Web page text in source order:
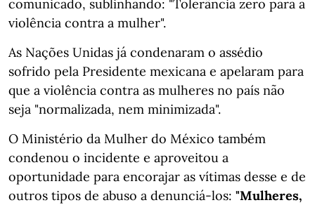
comunicado, sublinhando: "Tolerância zero para a
violência contra a mulher".
As Nações Unidas já condenaram o assédio
sofrido pela Presidente mexicana e apelaram para
que a violência contra as mulheres no país não
seja "normalizada, nem minimizada".
O Ministério da Mulher do México também
condenou o incidente e aproveitou a
oportunidade para encorajar as vítimas desse e de
outros tipos de abuso a denunciá-los: "Mulheres,